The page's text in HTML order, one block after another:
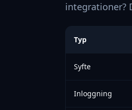
integrationer?
Typ
Syfte
Inloggning